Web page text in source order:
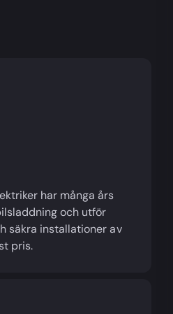
har många års
och utför
säkra installationer av
pris.